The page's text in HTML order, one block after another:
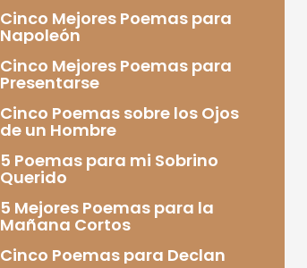
Cinco Mejores Poemas para
Napoleón
Cinco Mejores Poemas para
Presentarse
Cinco Poemas sobre los Ojos
de un Hombre
5 Poemas para mi Sobrino
Querido
5 Mejores Poemas para la
Mañana Cortos
Cinco Poemas para Declan